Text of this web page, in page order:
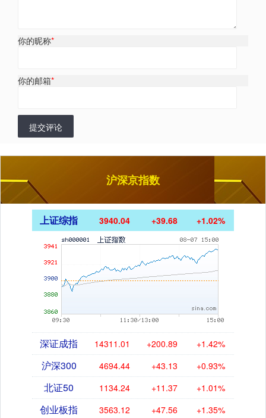
你的昵称*
你的邮箱*
提交评论
沪深京指数
上证综指 3940.04 +39.68 +1.02%
深证成指 14311.01 +200.89 +1.42%
沪深300 4694.44 +43.13 +0.93%
北证50 1134.24 +11.37 +1.01%
创业板指 3563.12 +47.56 +1.35%